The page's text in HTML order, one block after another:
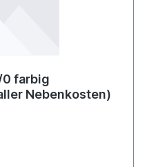
farbig
Nebenkosten)